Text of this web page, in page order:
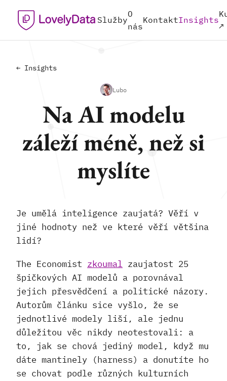
Služby
O
nás
KontaktInsights
↗
← Insights
Lubo
Na AI modelu
záleží méně, než si
myslíte
Je umělá inteligence zaujatá? Věří v
jiné hodnoty než ve které věří většina
lidí?
The Economist zkoumal zaujatost 25
špičkových AI modelů a porovnával
jejich přesvědčení a politické názory.
Autorům článku sice vyšlo, že se
jednotlivé modely liší, ale jednu
důležitou věc nikdy neotestovali: a
to, jak se chová jediný model, když mu
dáte mantinely (harness) a donutíte ho
se chovat podle různých kulturních